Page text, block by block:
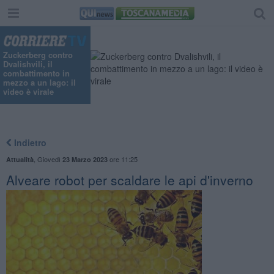
Zuckerberg contro
Dvalishvili, il
combattimento in
mezzo a un lago: il
video è virale
Indietro
Attualità Giovedì 23 Marzo 2023ore 11:25
Alveare robot per scaldare le api d'inverno